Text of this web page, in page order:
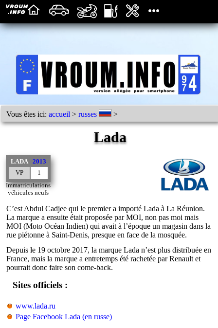
Vous êtes ici:accueil >russes >
Lada
Immatriculations
véhicules neufs
LADA
2013
VP
1
C’est Abdul Cadjee qui le premier a importé Lada à La Réunion.
La marque a ensuite était proposée par MOI, non pas moi mais
MOI (Moto Océan Indien) qui avait à l’époque un magasin dans la
rue piétonne à Saint-Denis, presque en face de la mosquée.
Depuis le 19 octobre 2017, la marque Lada n’est plus distribuée en
France, mais la marque a entretemps été rachetée par Renault et
pourrait donc faire son come-back.
Sites officiels :
www.lada.ru
Page Facebook Lada (en russe)